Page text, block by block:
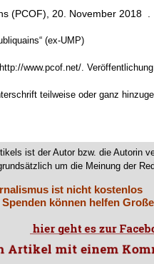
(PCOF), 20. November 2018 .
(ex-UMP)
www.pcof.net/.
teilweise oder ganz
ist der Autor bzw. die Autorin
um die Meinung der
ist nicht kostenlos
können helfen